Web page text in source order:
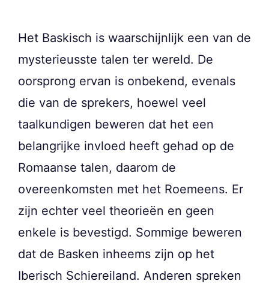
Het Baskisch is waarschijnlijk een van de
mysterieusste talen ter wereld. De
oorsprong ervan is onbekend, evenals
die van de sprekers, hoewel veel
taalkundigen beweren dat het een
belangrijke invloed heeft gehad op de
Romaanse talen, daarom de
overeenkomsten met het Roemeens. Er
zijn echter veel theorieën en geen
enkele is bevestigd. Sommige beweren
dat de Basken inheems zijn op het
Iberisch Schiereiland. Anderen spreken